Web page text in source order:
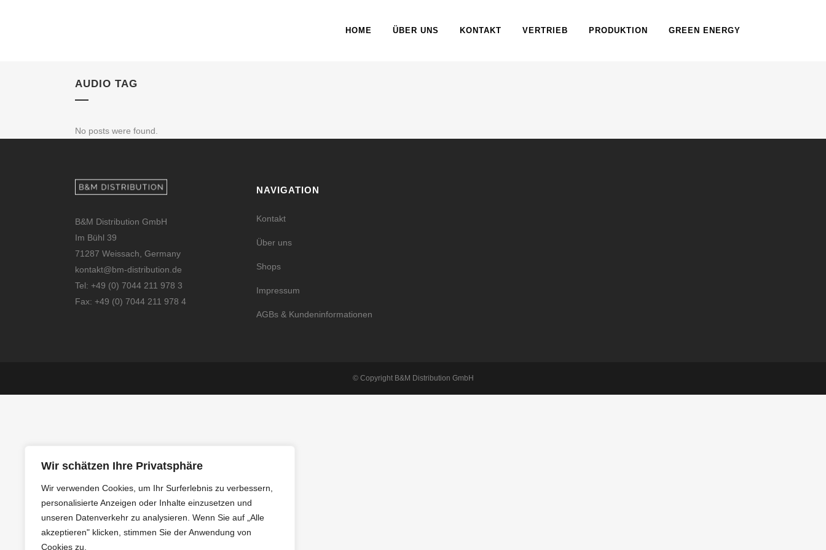
Wir schätzen Ihre Privatsphäre
Wir verwenden Cookies, um Ihr Surferlebnis zu verbessern,
personalisierte Anzeigen oder Inhalte einzusetzen und
unseren Datenverkehr zu analysieren. Wenn Sie auf „Alle
akzeptieren" klicken, stimmen Sie der Anwendung von
Cookies zu.
HOME ÜBER UNS KONTAKT VERTRIEB PRODUKTION GREEN ENERGY
AUDIO TAG
No posts were found.
B&M Distribution GmbH
Im Bühl 39
71287 Weissach, Germany
kontakt@bm-distribution.de
Tel: +49 (0) 7044 211 978 3
Fax: +49 (0) 7044 211 978 4
NAVIGATION
Kontakt
Über uns
Shops
Impressum
AGBs & Kundeninformationen
© Copyright B&M Distribution GmbH